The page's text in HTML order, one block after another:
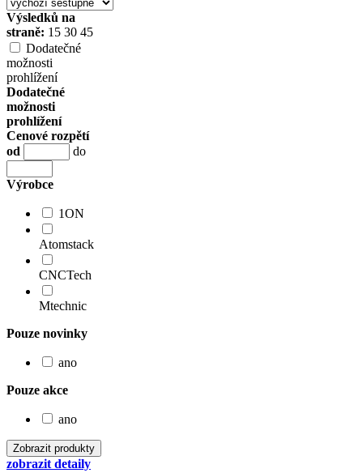
Výsledků na
straně: 15 30 45
Dodatečné
možnosti
prohlížení
Dodatečné
možnosti
prohlížení
Cenové rozpětí
od
do
Výrobce
1ON
Atomstack
CNCTech
Mtechnic
Pouze novinky
ano
Pouze akce
ano
zobrazit detaily